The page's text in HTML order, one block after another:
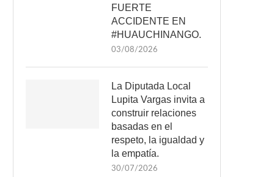
FUERTE
ACCIDENTE EN
#HUAUCHINANGO.
03/08/2026
La Diputada Local
Lupita Vargas invita a
construir relaciones
basadas en el
respeto, la igualdad y
la empatía.
30/07/2026